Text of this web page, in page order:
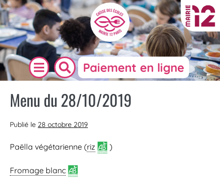
Paiement en ligne
Menu du 28/10/2019
Publié le 28 octobre 2019
Paëlla végétarienne (riz )
Fromage blanc